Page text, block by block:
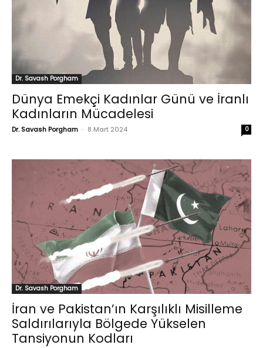
Dr. Savash Porgham
Dünya Emekçi Kadınlar Günü ve İranlı
Kadınların Mücadelesi
Dr. Savash Porgham - 8 Mart 2024 0
Dr. Savash Porgham
İran ve Pakistan’ın Karşılıklı Misilleme
Saldırılarıyla Bölgede Yükselen
Tansiyonun Kodları